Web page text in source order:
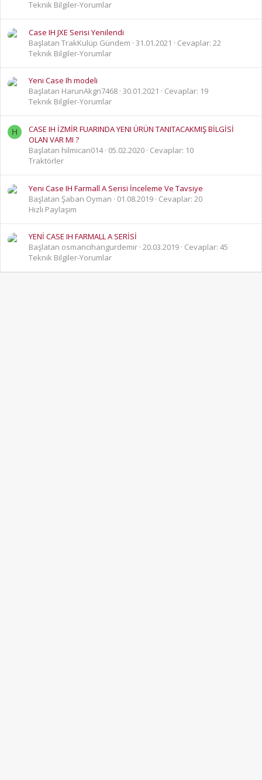
Teknik Bilgiler-Yorumlar
Case IH JXE Serisi Yenilendi
Başlatan TrakKulüp Gündem 31.01.2021
Cevaplar: 22
Teknik Bilgiler-Yorumlar
Yeni Case Ih modeli
Başlatan HarunAkgn7468 30.01.2021
Cevaplar: 19
Teknik Bilgiler-Yorumlar
H
CASE IH İZMİR FUARINDA YENI ÜRÜN TANITACAKMIŞ BİLGİSİ
OLAN VAR MI ?
Başlatan hilmican014 05.02.2020 Cevaplar: 10
Traktörler
Yeni Case IH Farmall A Serisi İnceleme Ve Tavsiye
Başlatan Şaban Oyman
01.08.2019 Cevaplar: 20
Hızlı Paylaşım
YENİ CASE IH FARMALL A SERİSİ
Başlatan osmancihangurdemir 20.03.2019 Cevaplar: 45
Teknik Bilgiler-Yorumlar